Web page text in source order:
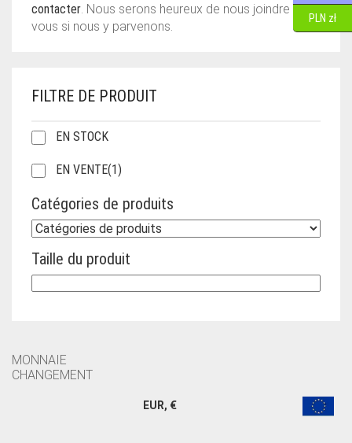
contacter . Nous serons heureux de nous joindre à
vous si nous y parvenons.
FILTRE DE PRODUIT
EN STOCK
EN VENTE(1)
Catégories de produits
Taille du produit
MONNAIE
CHANGEMENT
EUR, €
PLN zł